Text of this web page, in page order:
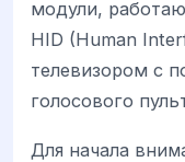
модули,
HID (Human
телевизором с
голосового
Для начала